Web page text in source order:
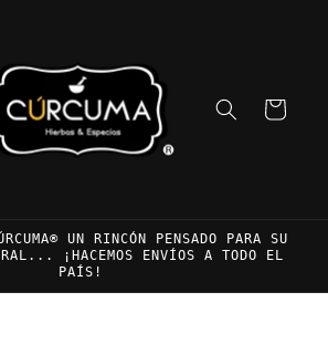
Carrito
UN RINCÓN PENSADO PARA SU
¡HACEMOS ENVÍOS A TODO EL
PAÍS!